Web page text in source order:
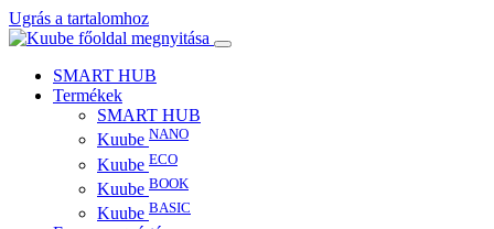
Ugrás a tartalomhoz
SMART HUB
Termékek
SMART HUB
Kuube NANO
Kuube ECO
Kuube BOOK
Kuube BASIC